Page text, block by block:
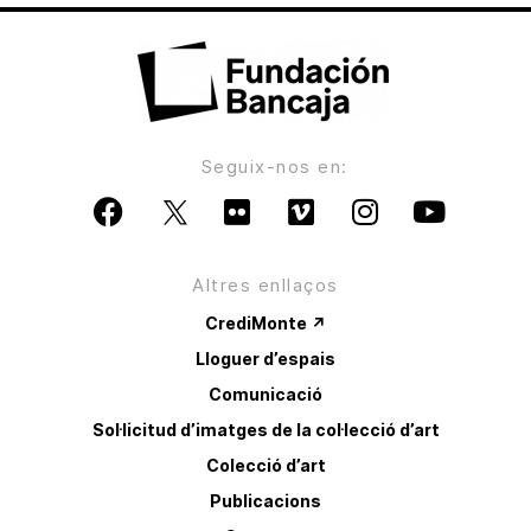
Seguix-nos en:
Altres enllaços
CrediMonte ↗
Lloguer d’espais
Comunicació
Sol·licitud d’imatges de la col·lecció d’art
Colecció d’art
Publicacions